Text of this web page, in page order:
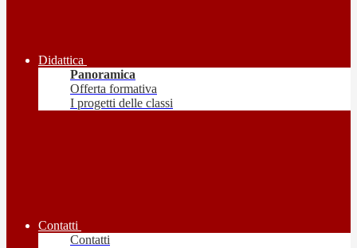
Didattica
Panoramica
Offerta formativa
I progetti delle classi
Contatti
Contatti